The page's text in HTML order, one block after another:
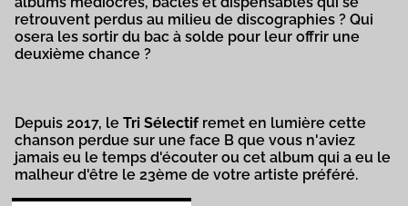
retrouvent perdus au milieu de discographies ? Qui
osera les sortir du bac à solde pour leur offrir une
deuxième chance ?
Depuis 2017, le Tri Sélectifremet en lumière cette
chanson perdue sur une face B que vous n'aviez
jamais eu le temps d'écouter ou cet album qui a eu le
malheur d'être le 23ème de votre artiste préféré.